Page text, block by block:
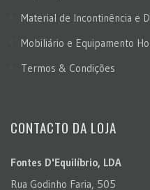
Material de Incontinência e
Mobiliário e Equipamento
Termos & Condições
CONTACTO DA LOJA
Fontes D'Equilíbrio, LDA
Rua Godinho Faria, 505